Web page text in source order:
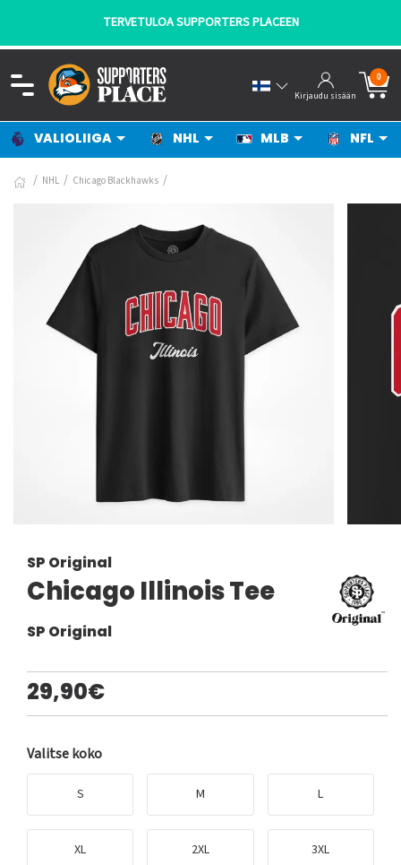
TERVETULOA SUPPORTERS PLACEEN
Kirjaudu sisään
0
VALIOLIIGA NHL MLB NFL
NHL Chicago Blackhawks
SP Original
Chicago Illinois Tee
SP Original
29,90€
Valitse koko
S M L
XL 2XL 3XL